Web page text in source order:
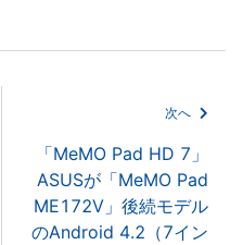
次へ
「MeMO Pad HD 7」
ASUSが「MeMO Pad
ME172V」後続モデル
のAndroid 4.2（7イン